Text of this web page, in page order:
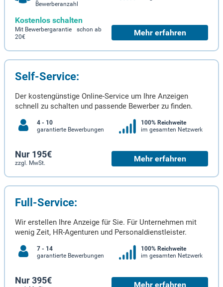
Bewerberanzahl
Kostenlos schalten
Mit Bewerbergarantie schon ab
20€
Mehr erfahren
Self-Service:
Der kostengünstige Online-Service um Ihre Anzeigen
schnell zu schalten und passende Bewerber zu finden.
4 - 10
garantierte Bewerbungen
100% Reichweite
im gesamten Netzwerk
Nur 195€
zzgl. MwSt. Mehr erfahren
Full-Service:
Wir erstellen Ihre Anzeige für Sie. Für Unternehmen mit
wenig Zeit, HR-Agenturen und Personaldienstleister.
7 - 14
garantierte Bewerbungen
100% Reichweite
im gesamten Netzwerk
Nur 395€ Mehr erfahren